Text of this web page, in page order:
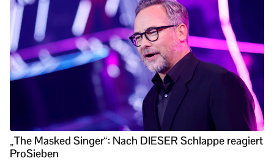
„The Masked Singer“: Nach DIESER Schlappe reagiert
ProSieben